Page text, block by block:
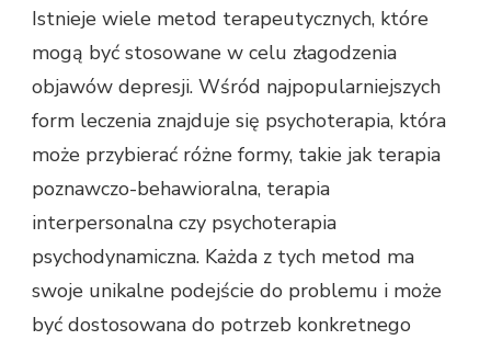
Istnieje wiele metod terapeutycznych, które
mogą być stosowane w celu złagodzenia
objawów depresji. Wśród najpopularniejszych
form leczenia znajduje się psychoterapia, która
może przybierać różne formy, takie jak terapia
poznawczo-behawioralna, terapia
interpersonalna czy psychoterapia
psychodynamiczna. Każda z tych metod ma
swoje unikalne podejście do problemu i może
być dostosowana do potrzeb konkretnego